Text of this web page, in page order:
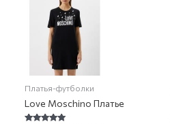
Платья-футболки
Love Moschino Платье